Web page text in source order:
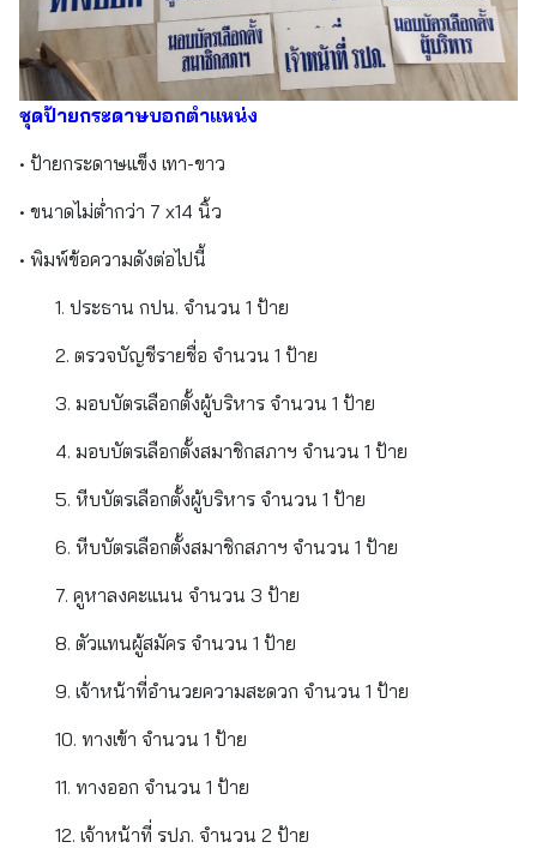
ชุดป้ายกระดาษบอกตำแหน่ง
• ป้ายกระดาษแข็ง เทา-ขาว
• ขนาดไม่ต่ำกว่า 7 x14 นิ้ว
• พิมพ์ข้อความดังต่อไปนี้
1. ประธาน กปน. จำนวน 1 ป้าย
2. ตรวจบัญชีรายชื่อ จำนวน 1 ป้าย
3. มอบบัตรเลือกตั้งผู้บริหาร จำนวน 1 ป้าย
4. มอบบัตรเลือกตั้งสมาชิกสภาฯ จำนวน 1 ป้าย
5. หีบบัตรเลือกตั้งผู้บริหาร จำนวน 1 ป้าย
6. หีบบัตรเลือกตั้งสมาชิกสภาฯ จำนวน 1 ป้าย
7. คูหาลงคะแนน จำนวน 3 ป้าย
8. ตัวแทนผู้สมัคร จำนวน 1 ป้าย
9. เจ้าหน้าที่อำนวยความสะดวก จำนวน 1 ป้าย
10. ทางเข้า จำนวน 1 ป้าย
11. ทางออก จำนวน 1 ป้าย
12. เจ้าหน้าที่ รปภ. จำนวน 2 ป้าย